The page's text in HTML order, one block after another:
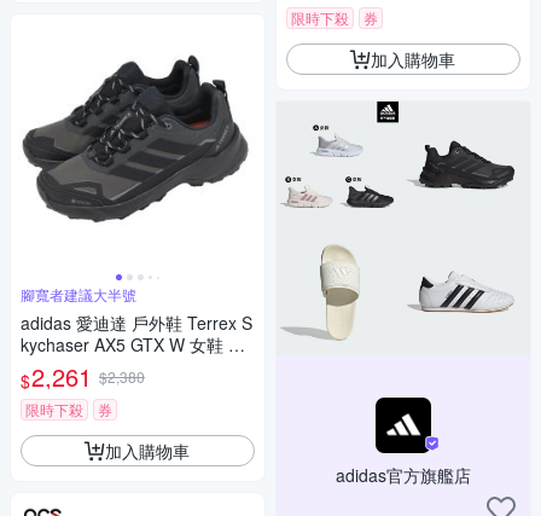
腳寬者建議大半號
adidas 愛迪達 戶外鞋 Terrex S
kychaser AX5 GTX W 女鞋 黑
防水 越野 JQ2222
$2,261 $2,380
限時下殺
券
加入購物車
限時下殺 券
加入購物車
adidas官方旗艦店